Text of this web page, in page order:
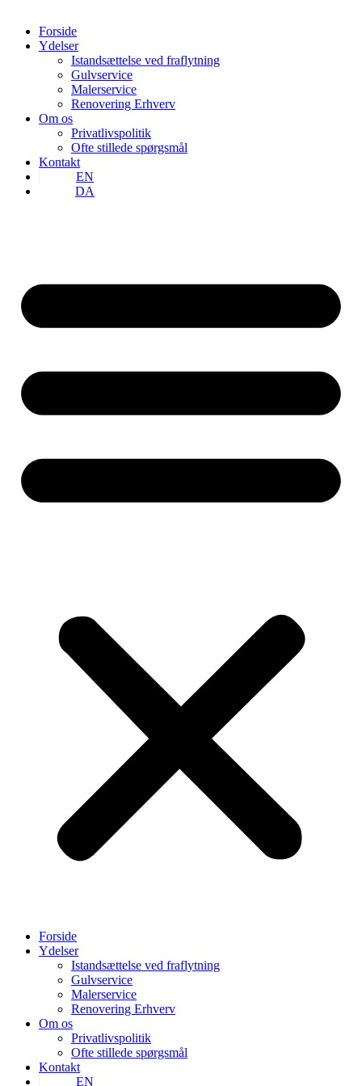
Forside
Ydelser
Istandsættelse ved fraflytning
Gulvservice
Malerservice
Renovering Erhverv
Om os
Privatlivspolitik
Ofte stillede spørgsmål
Kontakt
EN
DA
Forside
Ydelser
Istandsættelse ved fraflytning
Gulvservice
Malerservice
Renovering Erhverv
Om os
Privatlivspolitik
Ofte stillede spørgsmål
Kontakt
EN